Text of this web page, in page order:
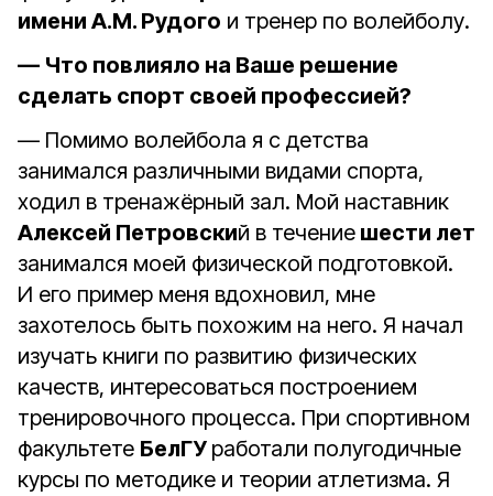
имени А.М. Рудого и тренер по волейболу.
— Что повлияло на Ваше решение
сделать спорт своей профессией?
— Помимо волейбола я с детства
занимался различными видами спорта,
ходил в тренажёрный зал. Мой наставник
Алексей Петровский в течение шести лет
занимался моей физической подготовкой.
И его пример меня вдохновил, мне
захотелось быть похожим на него. Я начал
изучать книги по развитию физических
качеств, интересоваться построением
тренировочного процесса. При спортивном
факультете БелГУ работали полугодичные
курсы по методике и теории атлетизма. Я